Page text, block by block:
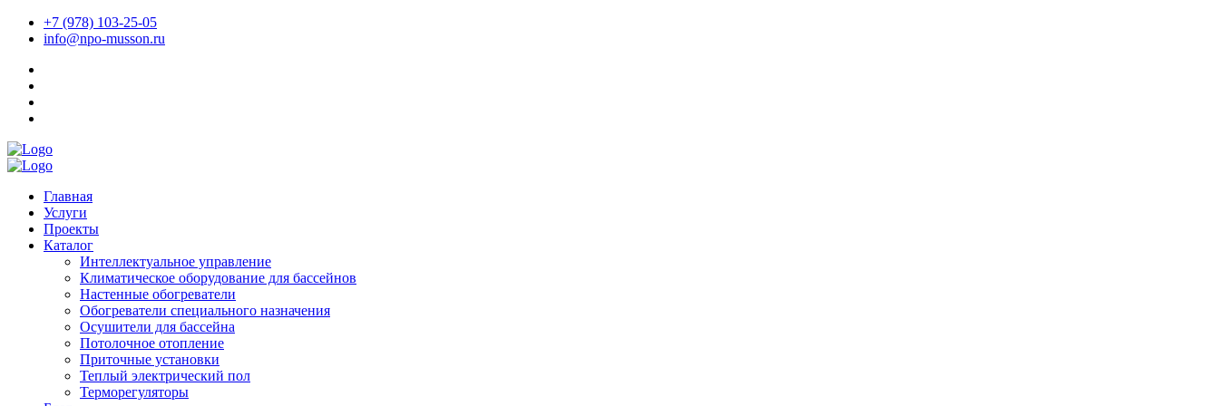
+7 (978) 103-25-05
info@npo-musson.ru
Главная
Услуги
Проекты
Каталог
Интеллектуальное управление
Климатическое оборудование для бассейнов
Настенные обогреватели
Обогреватели специального назначения
Осушители для бассейна
Потолочное отопление
Приточные установки
Теплый электрический пол
Терморегуляторы